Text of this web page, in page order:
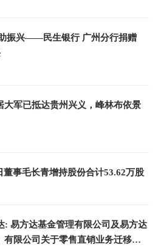
振兴——民生银行 广州分行捐赠
大军已抵达贵州兴义，峰林布依景
事毛长青增持股份合计53.62万股
: 易方达基金管理有限公司及易方达
有限公司关于零售直销业务迁移安